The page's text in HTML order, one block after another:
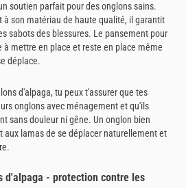
soutien parfait pour des onglons sains.
à son matériau de haute qualité, il garantit
sabots des blessures. Le pansement pour
mettre en place et reste en place même
déplace.
d'alpaga, tu peux t'assurer que tes
onglons avec ménagement et qu'ils
sans douleur ni gêne. Un onglon bien
aux lamas de se déplacer naturellement et
d'alpaga - protection contre les